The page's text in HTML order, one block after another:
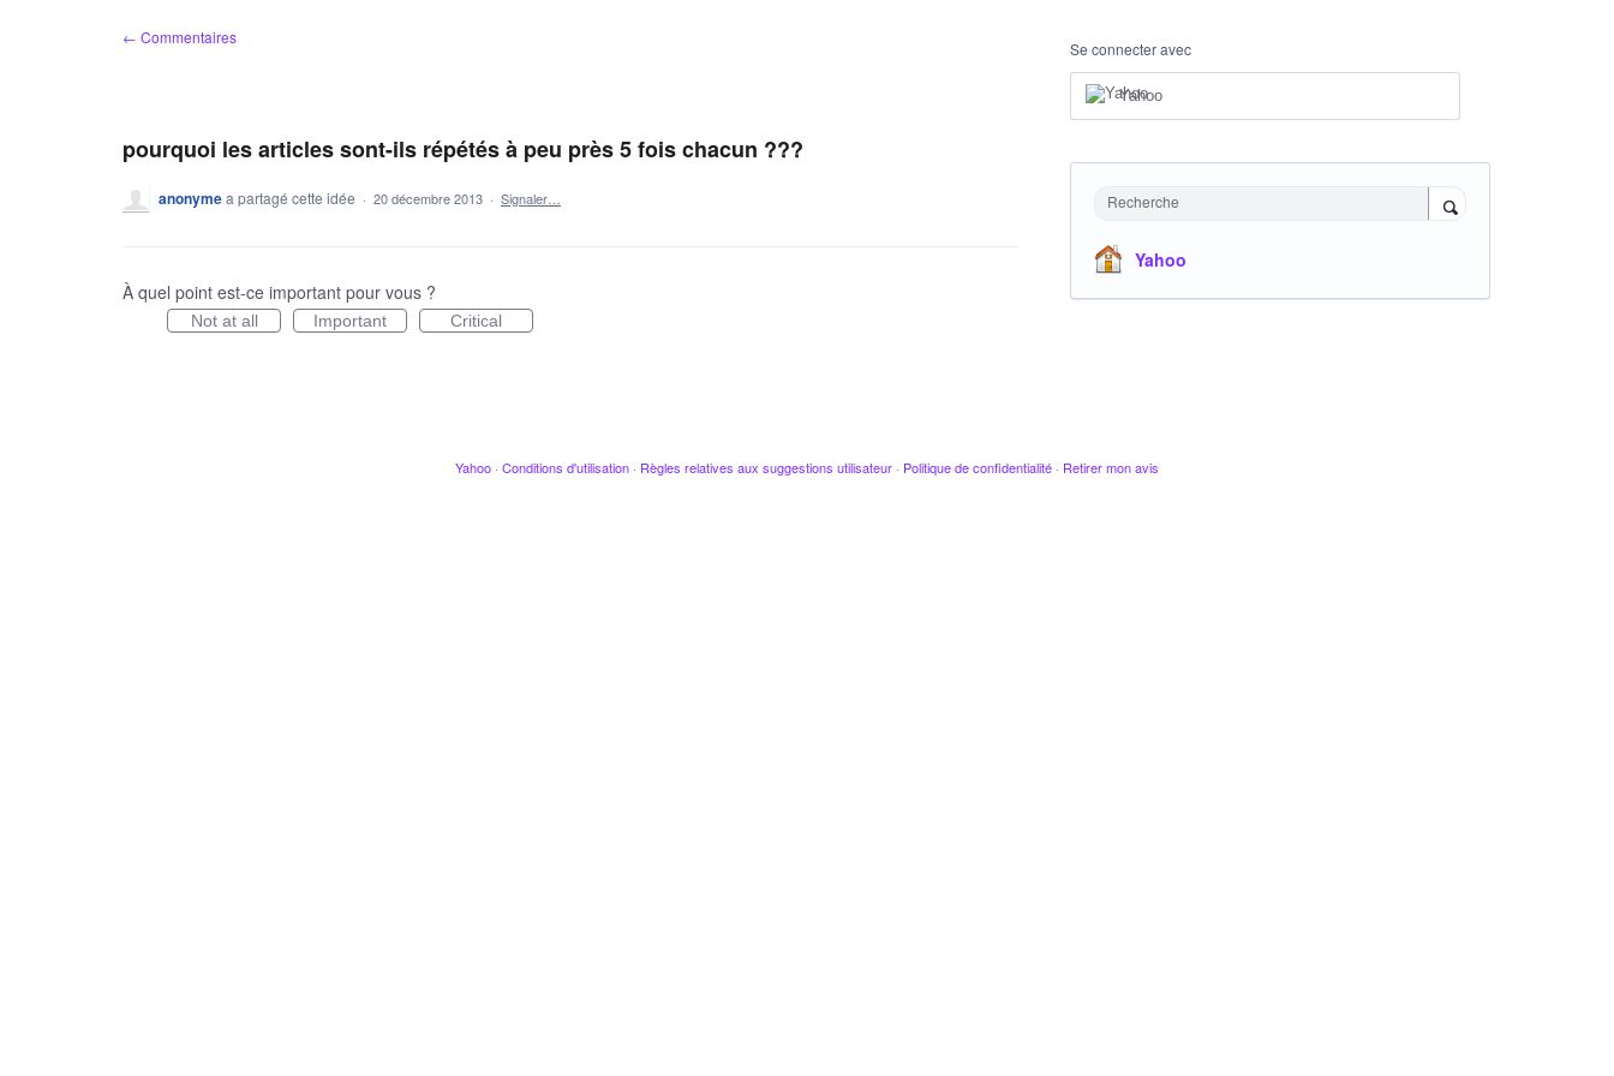
← Commentaires
pourquoi les articles sont-ils répétés à peu près 5 fois chacun ???
anonymea partagé cette idée · 20 décembre 2013 · Signaler…
À quel point est-ce important pour vous ?
Not at all Important Critical
Se connecter avec
Yahoo
Recherche
Yahoo
Yahoo · Conditions d'utilisation · Règles relatives aux suggestions utilisateur · Politique de confidentialité · Retirer mon avis